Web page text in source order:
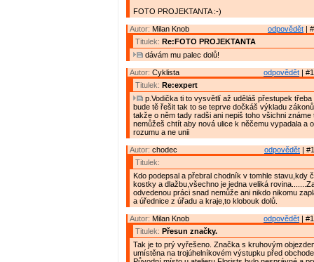
FOTO PROJEKTANTA :-)
odpovědět |
Autor: Milan Knob
Titulek: Re:FOTO PROJEKTANTA
dávám mu palec dolů!
odpovědět |
Autor: Cyklista
Titulek: Re:expert
p.Vodička ti to vysvětlí až uděláš přestupek
bude tě řešit tak to se teprve dočkáš výkladu
takže o něm tady radši ani nepiš toho všichni známe
nemůžeš chtít aby nová ulice k něčemu vypadala a
rozumu a ne unii
odpovědět |
Autor: chodec
Titulek:
Kdo podepsal a přebral chodník v tomhle stavu,kdy
kostky a dlažbu,všechno je jedna veliká
odvedenou práci snad nemůže ani nikdo nikomu
a úřednice z úřadu a kraje,to klobouk dolů.
odpovědět |
Autor: Milan Knob
Titulek: Přesun značky.
Tak je to prý vyřešeno. Značka s kruhovým
umístěna na trojúhelníkovém výstupku před